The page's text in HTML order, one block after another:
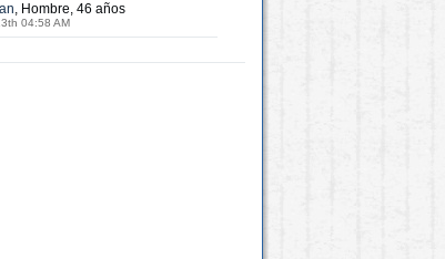
, Hombre, 46 años
04:58 AM